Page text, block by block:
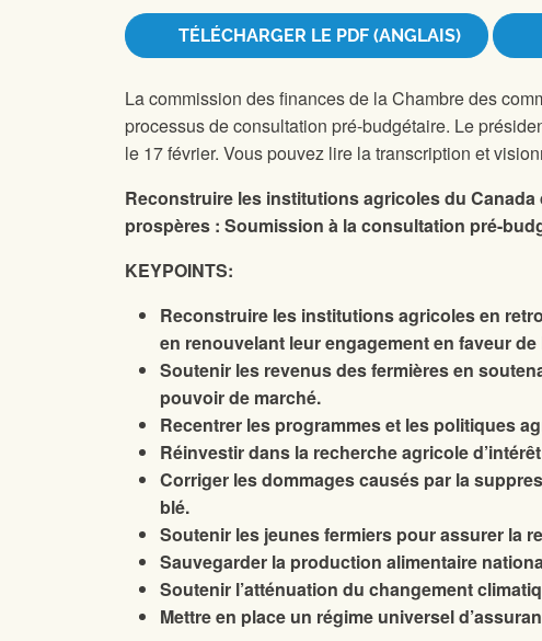
TÉLÉCHARGER LE PDF (ANGLAIS)
La commission des finances de la Chambre des
processus de consultation pré-budgétaire. Le
le 17 février. Vous pouvez lire la transcription et
Reconstruire les institutions agricoles du
prospères : Soumission à la consultation pré-
KEYPOINTS:
Reconstruire les institutions agricoles en
en renouvelant leur engagement en faveur de
Soutenir les revenus des fermières en
pouvoir de marché.
Recentrer les programmes et les politiques
Réinvestir dans la recherche agricole
Corriger les dommages causés par la
blé.
Soutenir les jeunes fermiers pour assurer la
Sauvegarder la production alimentaire
Soutenir l’atténuation du changement
Mettre en place un régime universel